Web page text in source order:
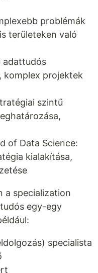
problémák
területeken való
adattudós
komplex projektek
szintű
of Data Science:
kialakítása,
a specialization
egy-egy
specialista